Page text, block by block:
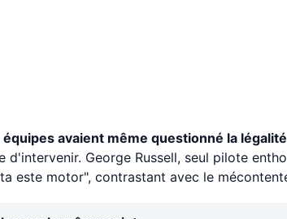
équipes avaient même questionné la
d'intervenir. George Russell, seul pilote
este motor", contrastant avec le